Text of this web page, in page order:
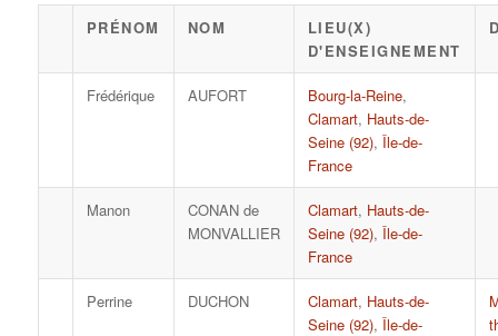
PRÉNOM NOM
LIEU(X)
D'ENSEIGNEMENT
Frédérique AUFORT Bourg-la-Reine,
Clamart, Hauts-de-
Seine (92), Île-de-
France
Manon
CONAN de
MONVALLIER
Clamart, Hauts-de-
Seine (92), Île-de-
France
Perrine DUCHON Clamart, Hauts-de-
Seine (92), Île-de-